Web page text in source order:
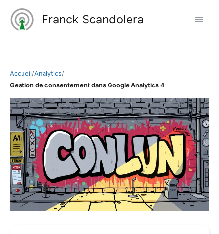
contenu
Franck Scandolera
Accueil/Analytics/
Gestion de consentement dans Google Analytics 4